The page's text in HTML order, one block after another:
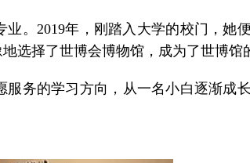
2019年，刚踏入大学的校门，她
选择了世博会博物馆，成为了世博馆
的学习方向，从一名小白逐渐成